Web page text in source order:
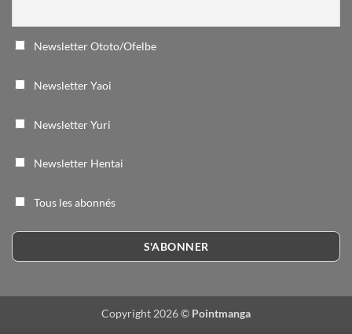
Newsletter Ototo/Ofelbe
Newsletter Yaoi
Newsletter Yuri
Newsletter Hentai
Tous les abonnés
Copyright 2026 © Pointmanga